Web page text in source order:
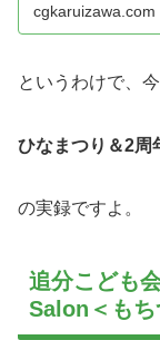
cgkaruizawa.com
というわけで、今
ひなまつり＆2周
の実録ですよ。
追分こども
Salon＜もち